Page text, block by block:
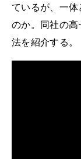
ているが、一体
のか。同社の高
法を紹介する。